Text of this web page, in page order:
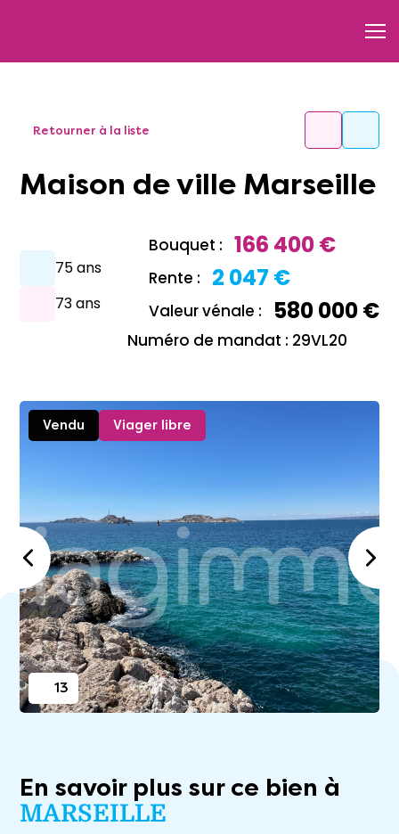
Retourner à la liste
Maison de ville Marseille
75 ans
73 ans
Bouquet : 166 400 €
Rente : 2 047 €
Valeur vénale : 580 000 €
Numéro de mandat : 29VL20
Vendu Viager libre
13
En savoir plus sur ce bien à
MARSEILLE